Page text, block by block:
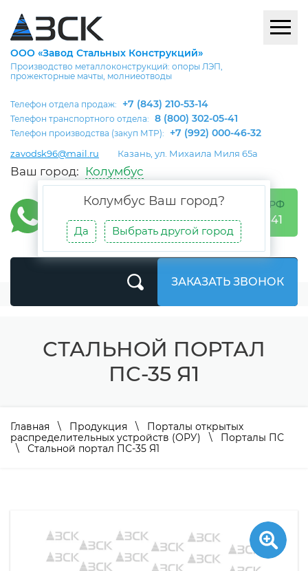
ООО «Завод Стальных Конструкций»
Производство металлоконструкций: опоры ЛЭП,
прожекторные мачты, молниеотводы
Телефон отдела продаж: +7 (843) 210-53-14
Телефон транспортного отдела: 8 (800) 302-05-41
Телефон производства (закуп МТР): +7 (992) 000-46-32
zavodsk96@mail.ru Казань, ул. Михаила Миля 65а
Ваш город: Колумбус
Колумбус Ваш город?
Да Выбрать другой город
БЕСПЛАТНО ПО РФ
8 (800) 302-05-41
ЗАКАЗАТЬ ЗВОНОК
СТАЛЬНОЙ ПОРТАЛ
ПС-35 Я1
Главная \ Продукция \ Порталы открытых
распределительных устройств (ОРУ) \ Порталы ПС
\ Стальной портал ПС-35 Я1